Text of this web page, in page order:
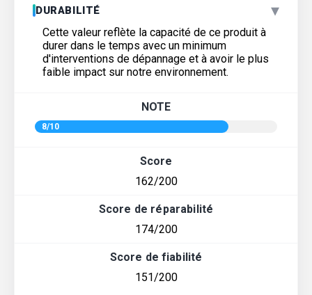
DURABILITÉ ▾
Cette valeur reflète la capacité de ce produit à
durer dans le temps avec un minimum
d'interventions de dépannage et à avoir le plus
faible impact sur notre environnement.
NOTE
8/10
Score
162/200
Score de réparabilité
174/200
Score de fiabilité
151/200